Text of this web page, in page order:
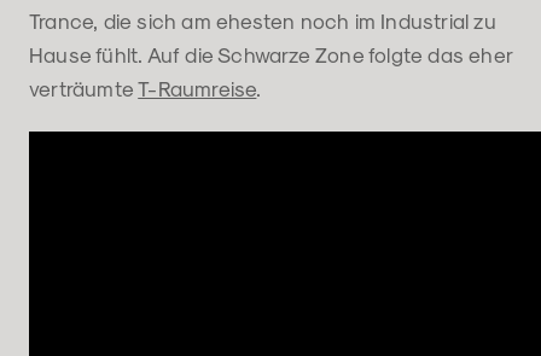
Trance, die sich am ehesten noch im Industrial zu
Hause fühlt. Auf die Schwarze Zone folgte das eher
verträumteT-Raumreise